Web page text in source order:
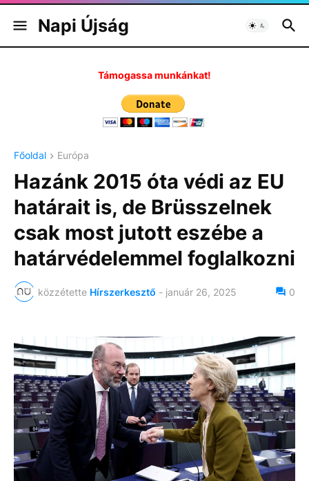
Napi Újság
Támogassa munkánkat!
Főoldal Európa
Hazánk 2015 óta védi az EU
határait is, de Brüsszelnek
csak most jutott eszébe a
határvédelemmel foglalkozni
közzétette Hírszerkesztő - január 26, 2025 0